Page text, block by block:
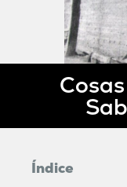
Índice